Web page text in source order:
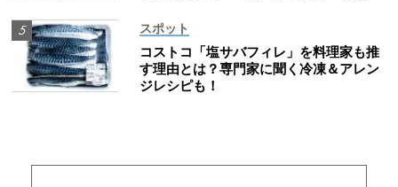
スポット
コストコ「塩サバフィレ」を料理家も推
す理由とは？専門家に聞く冷凍＆アレン
ジレシピも！